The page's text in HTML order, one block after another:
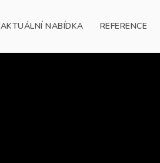
AKTUÁLNÍ NABÍDKA REFERENCE